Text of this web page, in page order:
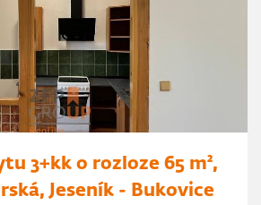
3+kk o rozloze 65 m²,
Jeseník - Bukovice